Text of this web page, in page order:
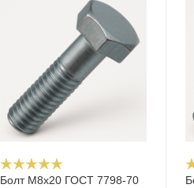
Болт М8х20 ГОСТ 7798-70